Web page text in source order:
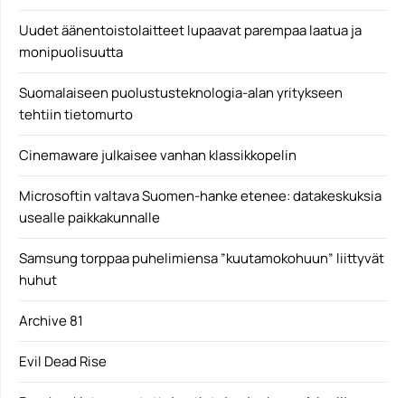
Uudet äänentoistolaitteet lupaavat parempaa laatua ja
monipuolisuutta
Suomalaiseen puolustusteknologia-alan yritykseen
tehtiin tietomurto
Cinemaware julkaisee vanhan klassikkopelin
Microsoftin valtava Suomen-hanke etenee: datakeskuksia
usealle paikkakunnalle
Samsung torppaa puhelimiensa ”kuutamokohuun” liittyvät
huhut
Archive 81
Evil Dead Rise